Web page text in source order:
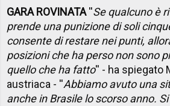
GARA ROVINATA''Se qualcuno è
prende una punizione di soli
consente di restare nei punti,
posizioni che ha perso non sono
quello che ha fatto'' - ha spiegato
austriaca - ''Abbiamo avuto una
anche in Brasile lo scorso anno.